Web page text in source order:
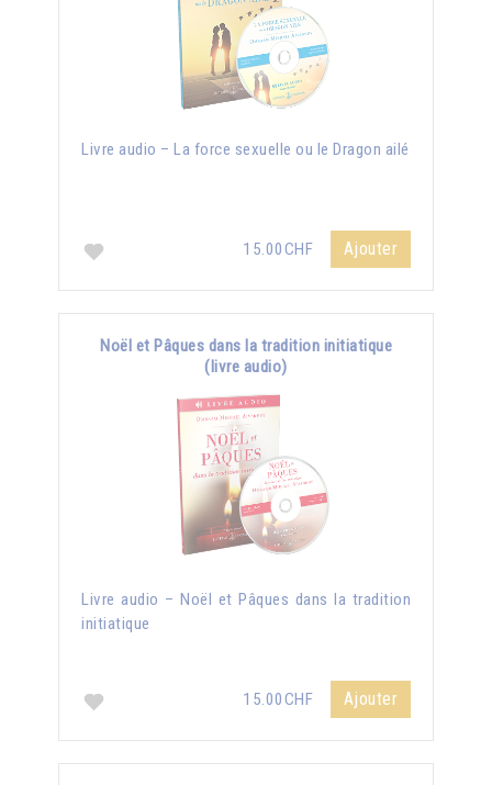
Livre audio – La force sexuelle ou le Dragon ailé
15.00CHF Ajouter
Noël et Pâques dans la tradition initiatique
(livre audio)
Livre audio – Noël et Pâques dans la tradition
initiatique
15.00CHF Ajouter